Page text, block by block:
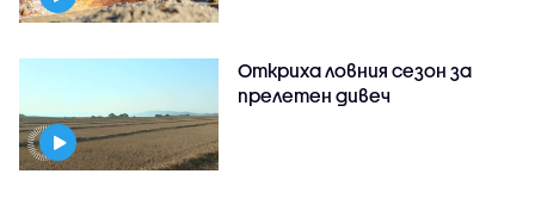
Откриха ловния сезон за
прелетен дивеч